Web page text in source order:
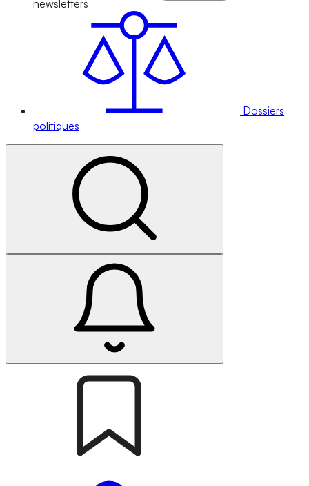
newsletters
Dossiers
politiques